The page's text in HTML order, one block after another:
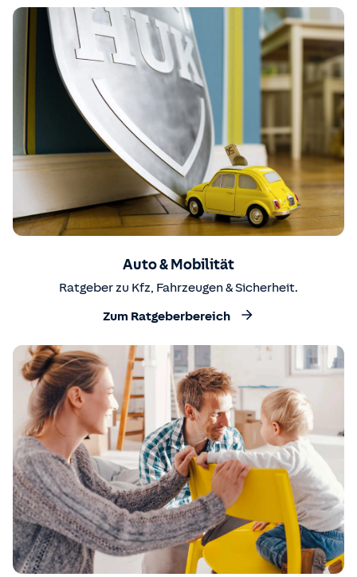
Auto & Mobilität
Ratgeber zu Kfz, Fahrzeugen & Sicherheit.
Zum Ratgeberbereich